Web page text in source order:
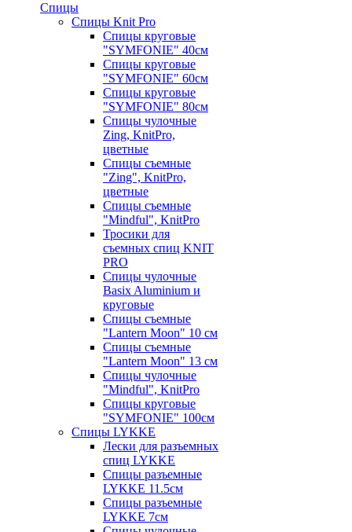
Спицы
Спицы Knit Pro
Спицы круговые
"SYMFONIE" 40см
Спицы круговые
"SYMFONIE" 60см
Спицы круговые
"SYMFONIE" 80см
Спицы чулочные
Zing, KnitPro,
цветные
Спицы съемные
"Zing", KnitPro,
цветные
Спицы съемные
"Mindful", KnitPro
Тросики для
съемных спиц KNIT
PRO
Спицы чулочные
Basix Aluminium и
круговые
Спицы съемные
"Lantern Moon" 10 см
Спицы съемные
"Lantern Moon" 13 см
Спицы чулочные
"Mindful", KnitPro
Спицы круговые
"SYMFONIE" 100см
Спицы LYKKE
Лески для разъемных
спиц LYKKE
Спицы разъемные
LYKKE 11.5см
Спицы разъемные
LYKKE 7см